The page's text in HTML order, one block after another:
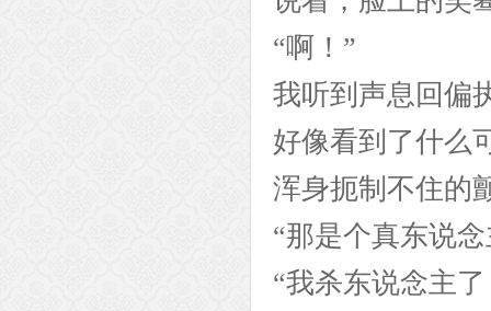
“啊！”
我听到声息回偏
好像看到了什么
浑身扼制不住的
“那是个真东说
“我杀东说念主